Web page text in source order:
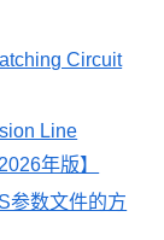
Circuit
Line
年版】
参数文件的方